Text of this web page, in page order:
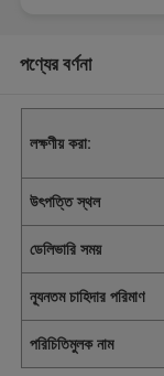
পণ্যের বর্ণনা
লক্ষণীয় করা:
উৎপত্তি স্থল
ডেলিভারি সময়
ন্যূনতম চাহিদার পরিমাণ
পরিচিতিমুলক নাম